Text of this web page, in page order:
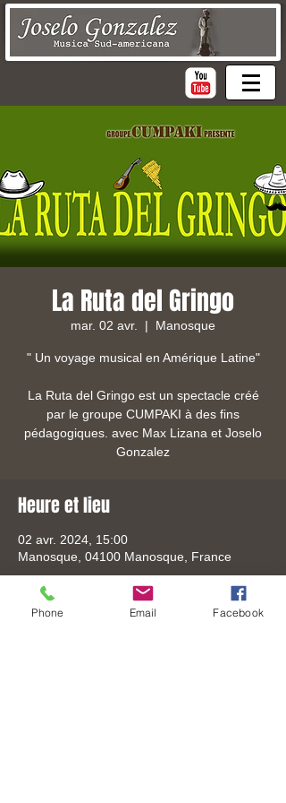
La Ruta del Gringo
mar. 02 avr.
  |
Manosque
" Un voyage musical en Amérique Latine"
La Ruta del Gringo est un spectacle créé
par le groupe CUMPAKI à des fins
pédagogiques. avec Max Lizana et Joselo
Gonzalez
Heure et lieu
02 avr. 2024, 15:00
Manosque, 04100 Manosque, France
Phone Email Facebook